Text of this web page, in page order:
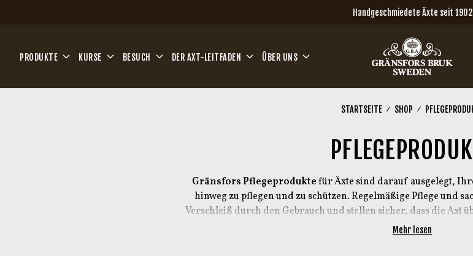
Handgeschmiedete Äxte seit 1902
PRODUKTE KURSE BESUCH DER AXT-LEITFADEN ÛBER UNS
STARTSEITE SHOP
Gränsfors Pflegeproduktefür Äxte sind darauf ausgelegt,
hinweg zu pflegen und zu schützen. Regelmäßige Pflege und
Verschleiß durch den Gebrauch und stellen sicher, dass die Axt
Leistung erbringt.
Mehr lesen